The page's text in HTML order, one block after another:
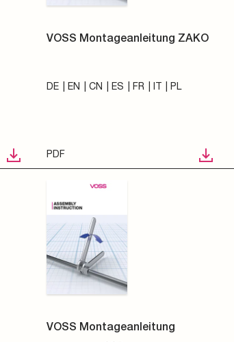
VOSS Montageanleitung ZAKO
DE EN CN ES FR IT PL
PDF
VOSS Montageanleitung